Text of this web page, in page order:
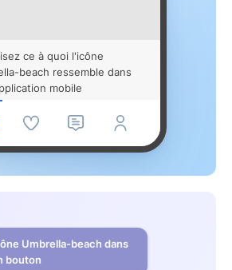
ce à quoi l'icône
beach ressemble dans
mobile
Umbrella-beach dans
bouton